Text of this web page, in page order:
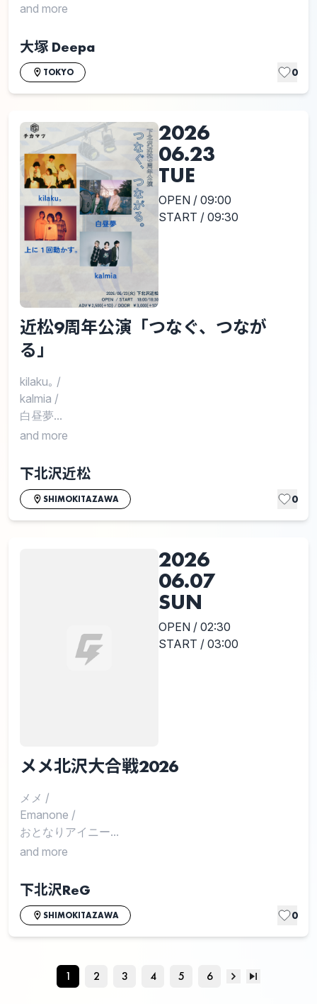
and more
大塚 Deepa
TOKYO 0
2026
06.23
TUE
OPEN / 09:00
START / 09:30
近松9周年公演「つなぐ、つなが
る」
kilaku｡ /
kalmia /
白昼夢...
and more
下北沢近松
SHIMOKITAZAWA 0
2026
06.07
SUN
OPEN / 02:30
START / 03:00
メメ北沢大合戦2026
メメ /
Emanone /
おとなりアイニー...
and more
下北沢ReG
SHIMOKITAZAWA 0
1 2 3 4 5 6